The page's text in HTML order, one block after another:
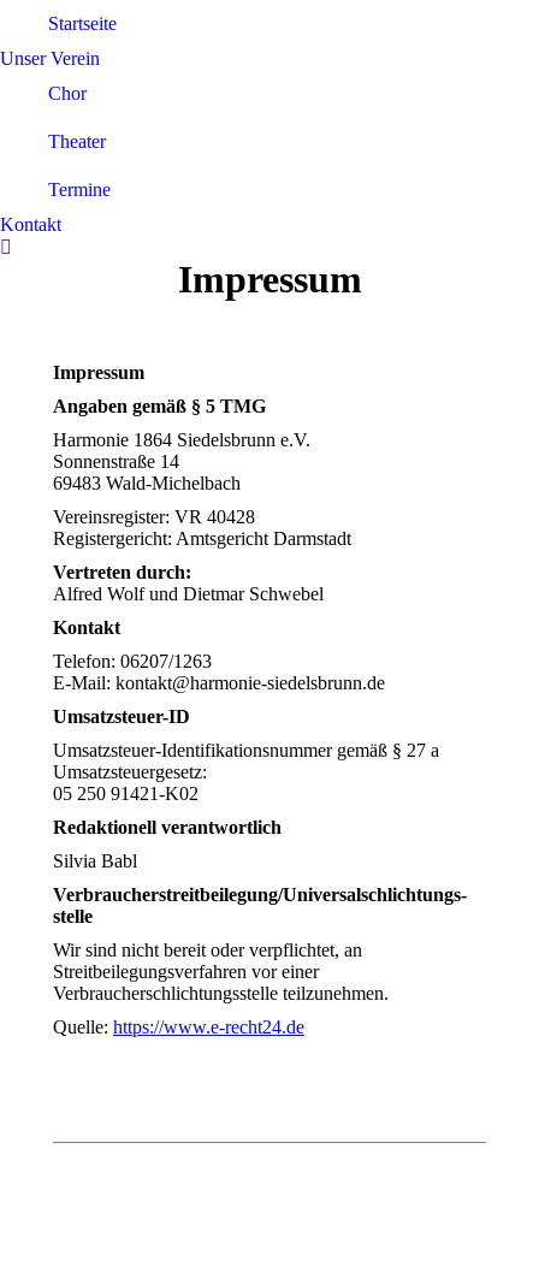
Startseite
Unser Verein
Chor
Theater
Termine
Kontakt
Search:
Impressum
Impressum
Angaben gemäß § 5 TMG
Harmonie 1864 Siedelsbrunn e.V.
Sonnenstraße 14
69483 Wald-Michelbach
Vereinsregister: VR 40428
Registergericht: Amtsgericht Darmstadt
Vertreten durch:
Alfred Wolf und Dietmar Schwebel
Kontakt
Telefon: 06207/1263
E-Mail: kontakt@harmonie-siedelsbrunn.de
Umsatzsteuer-ID
Umsatzsteuer-Identifikationsnummer gemäß § 27 a
Umsatzsteuergesetz:
05 250 91421-K02
Redaktionell verantwortlich
Silvia Babl
Verbraucher­streit­beilegung/Universal­schlichtungs­
stelle
Wir sind nicht bereit oder verpflichtet, an
Streitbeilegungsverfahren vor einer
Verbraucherschlichtungsstelle teilzunehmen.
Quelle: https://www.e-recht24.de